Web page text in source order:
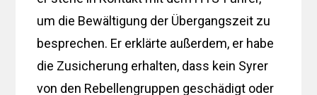
um die Bewältigung der Übergangszeit zu
besprechen. Er erklärte außerdem, er habe
die Zusicherung erhalten, dass kein Syrer
von den Rebellengruppen geschädigt oder